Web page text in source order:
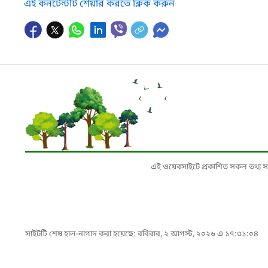
এই কনটেন্টটি শেয়ার করতে ক্লিক করুন
এই ওয়েবসাইটে প্রকাশিত সকল তথ্য
সাইটটি শেষ হাল-নাগাদ করা হয়েছে: রবিবার, ২ আগস্ট, ২০২৬ এ ১৭:৩১:০৪